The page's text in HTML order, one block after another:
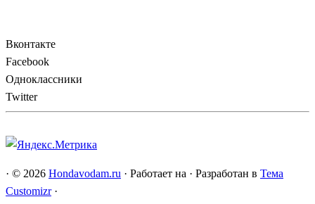
Вконтакте
Facebook
Одноклассники
Twitter
· © 2026 Hondavodam.ru · Работает на · Разработан в Тема
Customizr ·